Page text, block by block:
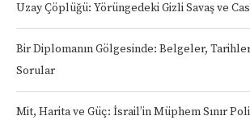
Uzay Çöplüğü: Yörüngedeki Gizli Savaş ve
Bir Diplomanın Gölgesinde: Belgeler,
Sorular
Mit, Harita ve Güç: İsrail’in Müphem Sınır